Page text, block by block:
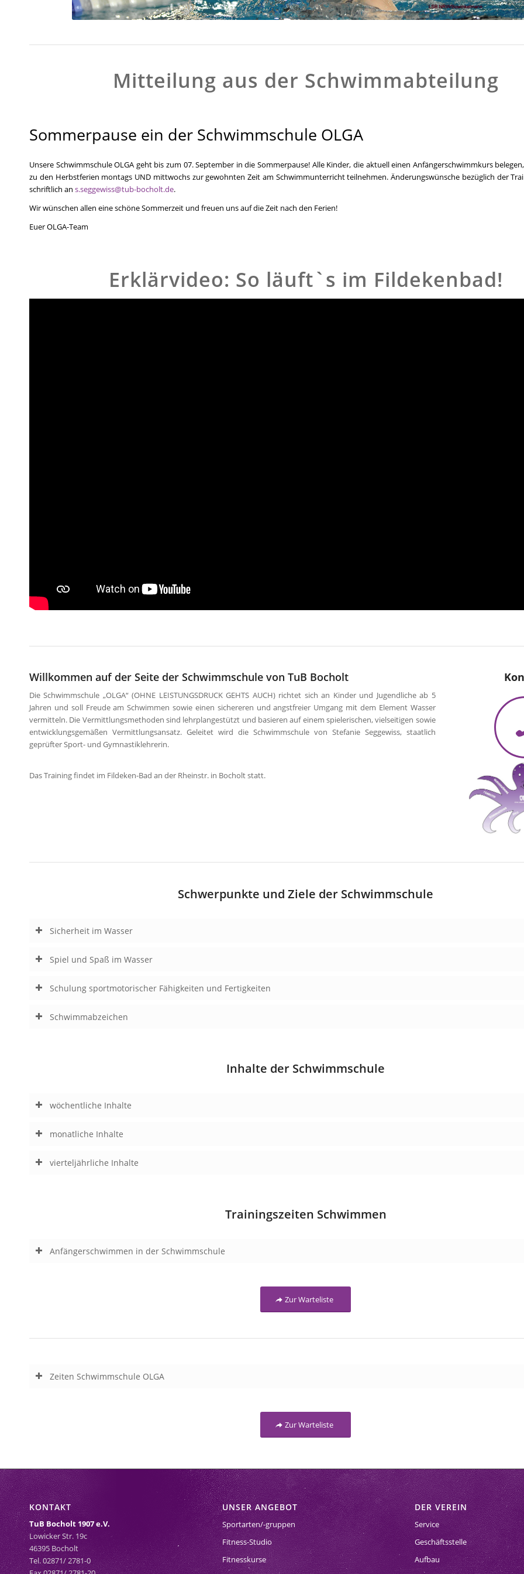
Mitteilung aus der Schwimmabteilung
Sommerpause ein der Schwimmschule OLGA
Unsere Schwimmschule OLGA geht bis zum 07. September in die Sommerpause! Alle Kinder, die aktuell einen Anfängerschwimmkurs
zu den Herbstferien montags UND mittwochs zur gewohnten Zeit am Schwimmunterricht teilnehmen.Änderungswünsche bezüglich der
schriftlich an s.seggewiss@tub-bocholt.de.
Wir wünschen allen eine schöne Sommerzeit und freuen uns auf die Zeit nach den Ferien!
Euer OLGA-Team
Erklärvideo: So läuft`s im Fildekenbad!
Willkommen auf der Seite der Schwimmschule von TuB Bocholt
Die Schwimmschule „OLGA“ (OHNE LEISTUNGSDRUCK GEHTS AUCH) richtet sich an Kinder und Jugendliche ab 5
Jahren und soll Freude am Schwimmen sowie einen sichereren und angstfreier Umgang mit dem Element Wasser
vermitteln. Die Vermittlungsmethoden sind lehrplangestützt und basieren auf einem spielerischen, vielseitigen sowie
entwicklungsgemäßen Vermittlungsansatz. Geleitet wird die Schwimmschule von Stefanie Seggewiss, staatlich
geprüfter Sport- und Gymnastiklehrerin.
Das Training findet im Fildeken-Bad an der Rheinstr. in Bocholt statt.
Schwerpunkte und Ziele der Schwimmschule
Sicherheit im Wasser
Spiel und Spaß im Wasser
Schulung sportmotorischer Fähigkeiten und Fertigkeiten
Schwimmabzeichen
Inhalte der Schwimmschule
wöchentliche Inhalte
monatliche Inhalte
vierteljährliche Inhalte
Trainingszeiten Schwimmen
Anfängerschwimmen in der Schwimmschule
Zur Warteliste
Zeiten Schwimmschule OLGA
Zur Warteliste
KONTAKT
TuB Bocholt 1907 e.V.
Lowicker Str. 19c
46395 Bocholt
Tel. 02871/ 2781-0
UNSER ANGEBOT
Sportarten/-gruppen
Fitness-Studio
Fitnesskurse
DER VEREIN
Service
Geschäftsstelle
Aufbau